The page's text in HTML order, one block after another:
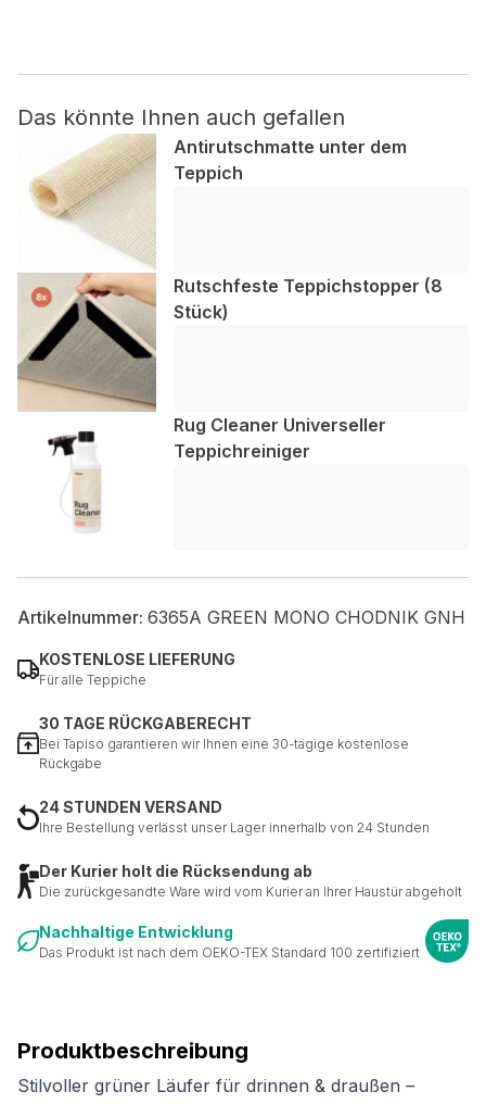
Produktbeschreibung
Stilvoller grüner Läufer für drinnen & draußen –
Das könnte Ihnen auch gefallen
Antirutschmatte unter dem
Teppich
Rutschfeste Teppichstopper (8
Stück)
Rug Cleaner Universeller
Teppichreiniger
Artikelnummer: 6365A GREEN MONO CHODNIK GNH
KOSTENLOSE LIEFERUNG
Für alle Teppiche
30 TAGE RÜCKGABERECHT
Bei Tapiso garantieren wir Ihnen eine 30-tägige kostenlose
Rückgabe
24 STUNDEN VERSAND
Ihre Bestellung verlässt unser Lager innerhalb von 24 Stunden
Der Kurier holt die Rücksendung ab
Die zurückgesandte Ware wird vom Kurier an Ihrer Haustür abgeholt
Nachhaltige Entwicklung
Das Produkt ist nach dem OEKO-TEX Standard 100 zertifiziert
wurden.
Alle ablehnen
Meine Einstellungen speichern